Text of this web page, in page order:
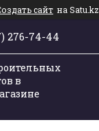
сайт на Satu.kz
276-74-44
в